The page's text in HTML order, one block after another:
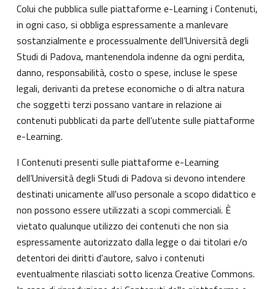
Colui che pubblica sulle piattaforme e-Learning i Contenuti,
in ogni caso, si obbliga espressamente a manlevare
sostanzialmente e processualmente dell’Università degli
Studi di Padova, mantenendola indenne da ogni perdita,
danno, responsabilità, costo o spese, incluse le spese
legali, derivanti da pretese economiche o di altra natura
che soggetti terzi possano vantare in relazione ai
contenuti pubblicati da parte dell’utente sulle piattaforme
e-Learning.
I Contenuti presenti sulle piattaforme e-Learning
dell’Università degli Studi di Padova si devono intendere
destinati unicamente all'uso personale a scopo didattico e
non possono essere utilizzati a scopi commerciali. È
vietato qualunque utilizzo dei contenuti che non sia
espressamente autorizzato dalla legge o dai titolari e/o
detentori dei diritti d'autore, salvo i contenuti
eventualmente rilasciati sotto licenza Creative Commons.